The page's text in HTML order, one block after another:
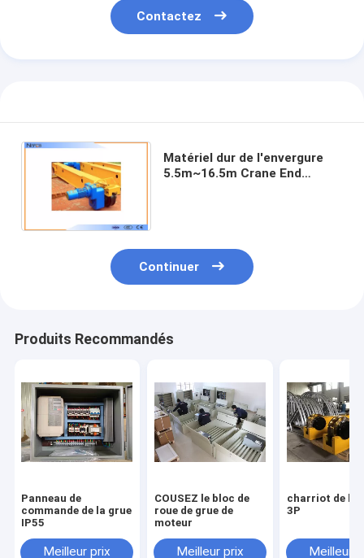
Contactez
Matériel dur de l'envergure
5.5m~16.5m Crane End
Continuer
Produits Recommandés
Panneau de
commande de la grue
IP55
Meilleur prix
COUSEZ le bloc de
roue de grue de
moteur
Meilleur prix
charriot de la
3P
Meilleur